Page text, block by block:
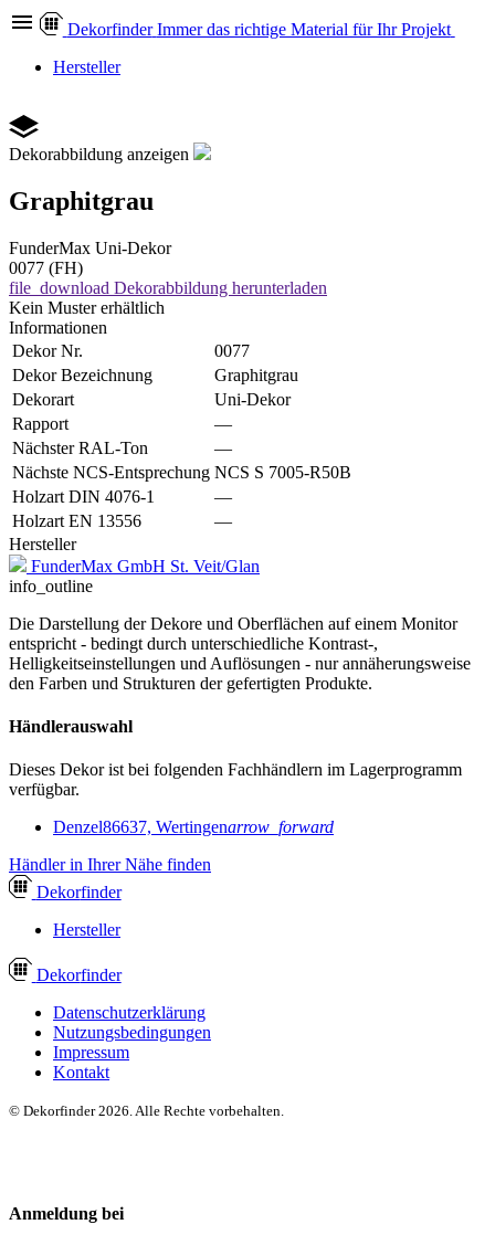
Dekorfinder Immer das richtige Material für Ihr Projekt
Hersteller
Dekorabbildung anzeigen
Graphitgrau
FunderMax Uni-Dekor
0077 (FH)
file_download Dekorabbildung herunterladen
Kein Muster erhältlich
Informationen
Dekor Nr.
0077
Dekor Bezeichnung
Graphitgrau
Dekorart
Uni-Dekor
Rapport
—
Nächster RAL-Ton
—
Nächste NCS-Entsprechung NCS S 7005-R50B
Holzart DIN 4076-1
—
Holzart EN 13556
—
Hersteller
FunderMax GmbH St. Veit/Glan
info_outline
Die Darstellung der Dekore und Oberflächen auf einem Monitor
entspricht - bedingt durch unterschiedliche Kontrast-,
Helligkeitseinstellungen und Auflösungen - nur annäherungsweise
den Farben und Strukturen der gefertigten Produkte.
Händlerauswahl
Dieses Dekor ist bei folgenden Fachhändlern im Lagerprogramm
verfügbar.
Denzel86637, Wertingenarrow_forward
Händler in Ihrer Nähe finden
Dekorfinder
Hersteller
Dekorfinder
Datenschutzerklärung
Nutzungsbedingungen
Impressum
Kontakt
© Dekorfinder 2026. Alle Rechte vorbehalten.
Anmeldung bei